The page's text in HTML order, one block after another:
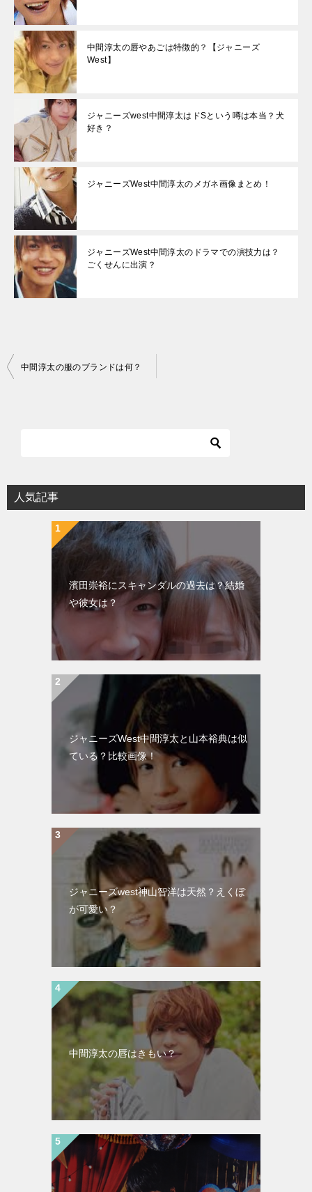
中間淳太の唇やあごは特徴的？【ジャニーズ
West】
ジャニーズwest中間淳太はドSという噂は本当？犬
好き？
ジャニーズWest中間淳太のメガネ画像まとめ！
ジャニーズWest中間淳太のドラマでの演技力は？
ごくせんに出演？
投
シ
中間淳太の服のブランドは何？
人気記事
濱田崇裕にスキャンダルの過去は？結婚
や彼女は？
ジャニーズWest中間淳太と山本裕典は似
ている？比較画像！
ジャニーズwest神山智洋は天然？えくぼ
が可愛い？
中間淳太の唇はきもい？